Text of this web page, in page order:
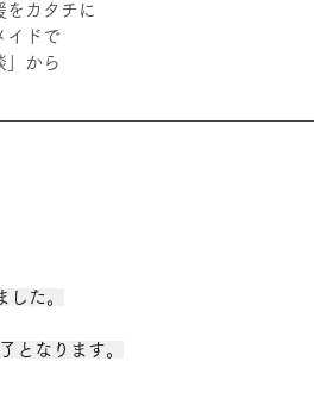
をカタチに
イドで
」から
した。
となります。